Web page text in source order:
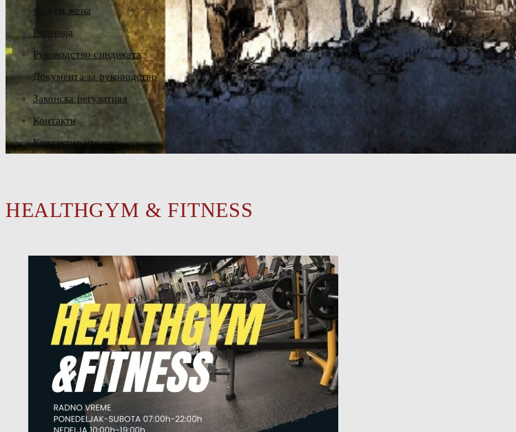
Форум жена
Галерија
Руководство синдиката
Документа за руководство
Законска регулатива
Контакти
Контактирајте нас
HEALTHGYM & FITNESS